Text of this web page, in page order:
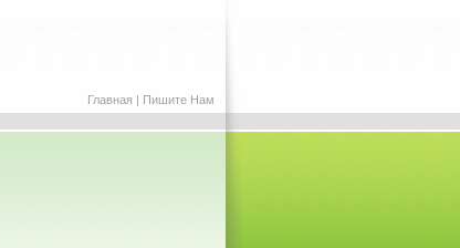
Главная | Пишите Нам